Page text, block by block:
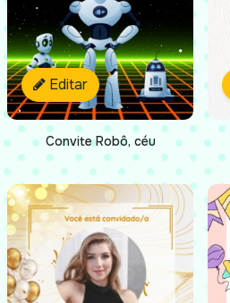
Editar
Convite Robô, céu